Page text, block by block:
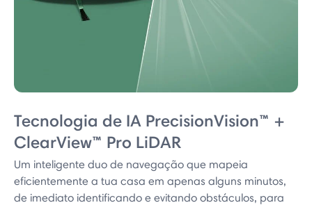
Tecnologia de IA PrecisionVision™ +
ClearView™ Pro LiDAR
Um inteligente duo de navegação que mapeia
eficientemente a tua casa em apenas alguns minutos,
de imediato identificando e evitando obstáculos, para